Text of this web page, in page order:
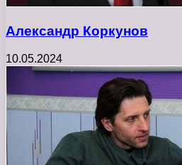
Александр Коркунов
10.05.2024